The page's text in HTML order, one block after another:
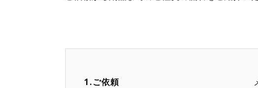
1.ご依頼